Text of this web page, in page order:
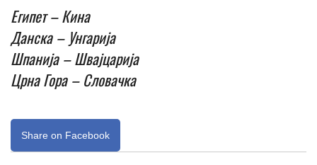
Египет – Кина
Данска – Унгарија
Шпанија – Швајцарија
Црна Гора – Словачка
Share on Facebook